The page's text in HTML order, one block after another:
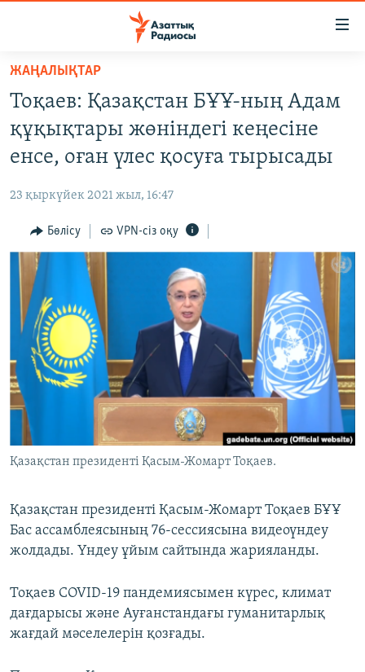
Skip
main
content
Skip
main
Navigation
to
Search
САЯСАТ
AZATTYQTV
АДАМ ҚҰҚЫҚТАРЫ
ӘЛЕУМЕТ
ӘЛЕМ
АРНАЙЫ ЖОБАЛАР
Русский
ЖАЗЫЛЫҢЫЗ
Басқа тілдерде
ЖАҢАЛЫҚТАР
Тоқаев: Қазақстан БҰҰ-ның Адам
құқықтары жөніндегі кеңесіне
енсе, оған үлес қосуға тырысады
23 қыркүйек 2021 жыл, 16:47
Бөлісу VPN-сіз оқу
Қазақстан президенті Қасым-Жомарт Тоқаев.
Қазақстан президенті Қасым-Жомарт Тоқаев БҰҰ
Бас ассамблеясының 76-сессиясына видеоүндеу
жолдады. Үндеу ұйым сайтында жарияланды.
Тоқаев COVID-19 пандемиясымен күрес, климат
дағдарысы және Ауғанстандағы гуманитарлық
жағдай мәселелерін қозғады.